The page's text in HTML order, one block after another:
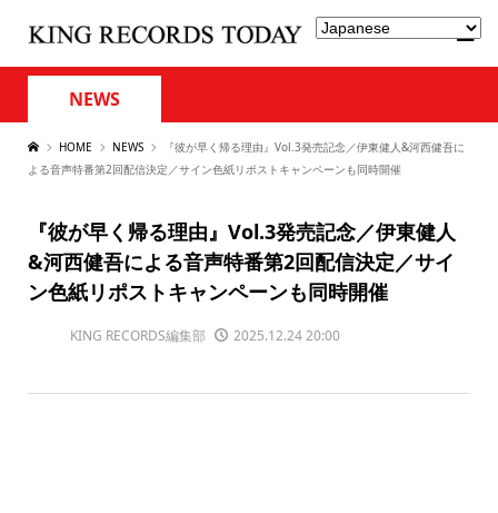
NEWS
HOME NEWS
『彼が早く帰る理由』Vol.3発売記念／伊東健人&河西健吾に
よる音声特番第2回配信決定／サイン色紙リポストキャンペーンも同時開催
『彼が早く帰る理由』Vol.3発売記念／伊東健人
&河西健吾による音声特番第2回配信決定／サイ
ン色紙リポストキャンペーンも同時開催
KING RECORDS編集部 2025.12.24 20:00